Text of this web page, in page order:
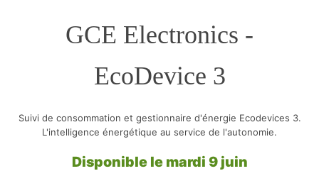
GCE Electronics -
EcoDevice 3
Suivi de consommation et gestionnaire d'énergie Ecodevices 3.
L'intelligence énergétique au service de l'autonomie.
Disponible le mardi 9 juin